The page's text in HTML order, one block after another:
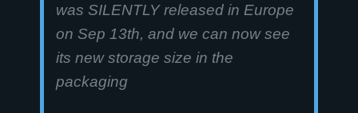
was SILENTLY released in Europe
on Sep 13th, and we can now see
its new storage size in the
packaging